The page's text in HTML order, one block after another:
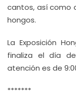
cantos, así como
hongos.
La Exposición
finaliza el día
atención es de
*******